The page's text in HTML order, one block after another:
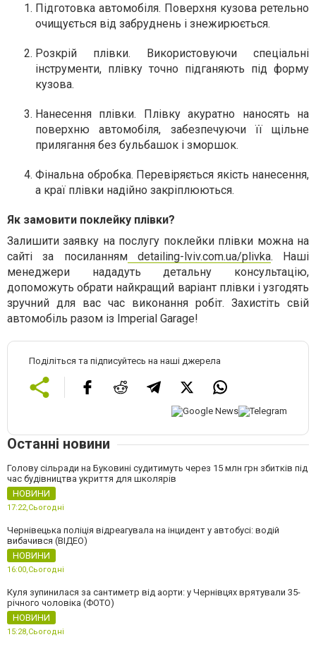
Підготовка автомобіля. Поверхня кузова ретельно
очищується від забруднень і знежирюється.
Розкрій плівки. Використовуючи спеціальні
інструменти, плівку точно підганяють під форму
кузова.
Нанесення плівки. Плівку акуратно наносять на
поверхню автомобіля, забезпечуючи її щільне
прилягання без бульбашок і зморшок.
Фінальна обробка. Перевіряється якість нанесення,
а краї плівки надійно закріплюються.
Як замовити поклейку плівки?
Залишити заявку на послугу поклейки плівки можна на
сайті за посиланням
detailing-lviv.com.ua/plivka. Наші
менеджери нададуть детальну консультацію,
допоможуть обрати найкращий варіант плівки і узгодять
зручний для вас час виконання робіт. Захистіть свій
автомобіль разом із Imperial Garage!
Поділіться та підписуйтесь на наші джерела
Останні новини
Голову сільради на Буковині судитимуть через 15 млн грн збитків під
час будівництва укриття для школярів
НОВИНИ
17:22, Сьогодні
Чернівецька поліція відреагувала на інцидент у автобусі: водій
вибачився (ВІДЕО)
НОВИНИ
16:00, Сьогодні
Куля зупинилася за сантиметр від аорти: у Чернівцях врятували 35-
річного чоловіка (ФОТО)
НОВИНИ
15:28, Сьогодні